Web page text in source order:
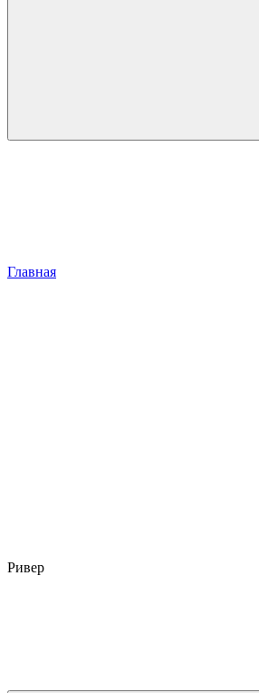
Главная
Ривер